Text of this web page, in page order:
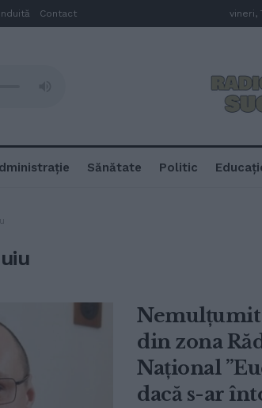
Contact vineri,
Sănătate Politic
Nemulțumit
din zona
Național
dacă s-ar